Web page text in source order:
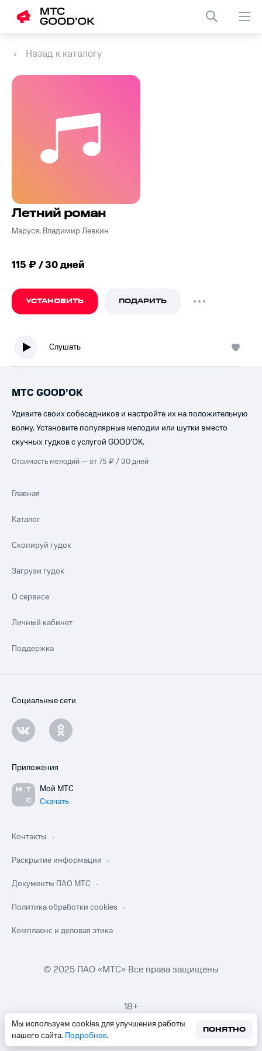
Назад к каталогу
Летний роман
Маруся, Владимир Левкин
115 ₽ / 30 дней
УСТАНОВИТЬ ПОДАРИТЬ
Слушать
Мы используем cookies для улучшения работы
нашего сайта. Подробнее.
ПОНЯТНО
МТС GOOD’OK
Удивите своих собеседников и настройте их на положительную
волну. Установите популярные мелодии или шутки вместо
скучных гудков с услугой GOOD’OK.
Стоимость мелодий — от 75 ₽ / 30 дней
Главная
Каталог
Скопируй гудок
Загрузи гудок
О сервисе
Личный кабинет
Поддержка
Социальные сети
Приложения
Мой МТС
Скачать
Контакты
Раскрытие информации
Документы ПАО МТС
Политика обработки cookies
Комплаенс и деловая этика
© 2025 ПАО «МТС» Все права защищены
18+